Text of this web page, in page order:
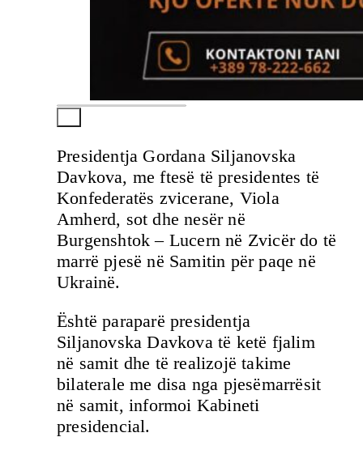
Presidentja Gordana Siljanovska
Davkova, me ftesë të presidentes të
Konfederatës zvicerane, Viola
Amherd, sot dhe nesër në
Burgenshtok – Lucern në Zvicër do të
marrë pjesë në Samitin për paqe në
Ukrainë.
Është paraparë presidentja
Siljanovska Davkova të ketë fjalim
në samit dhe të realizojë takime
bilaterale me disa nga pjesëmarrësit
në samit, informoi Kabineti
presidencial.